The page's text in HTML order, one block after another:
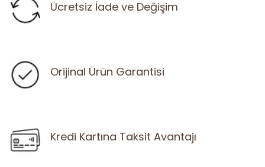
Ücretsiz İade ve Değişim
Orijinal Ürün Garantisi
Kredi Kartına Taksit Avantajı